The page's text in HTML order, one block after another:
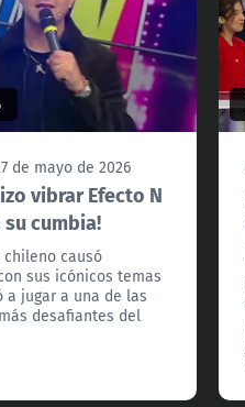
de mayo de 2026
vibrar Efecto N
cumbia!
chileno causó
sus icónicos temas
a jugar a una de las
desafiantes del